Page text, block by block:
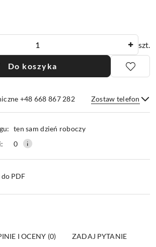
szt.
Do koszyka
+48 668 867 282 Zostaw telefon
Wyślij
ten sam dzień roboczy
0
PDF
I OCENY (0) ZADAJ PYTANIE